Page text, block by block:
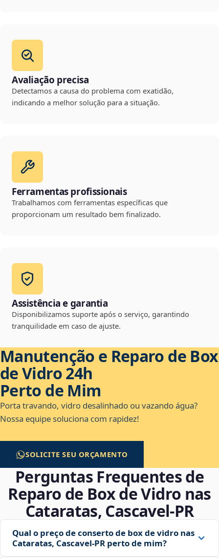
Avaliação precisa
Detectamos a causa do problema com exatidão,
indicando a melhor solução para a situação.
Ferramentas profissionais
Trabalhamos com ferramentas específicas que
proporcionam um resultado bem finalizado.
Assistência e garantia
Disponibilizamos suporte após o serviço, garantindo
tranquilidade em caso de ajuste.
Manutenção e Reparo de Box
de Vidro 24h
Perto de Mim
Porta travando, vidro desalinhado ou vazando água?
Nossa equipe soluciona com rapidez!
SOLICITE SEU ORÇAMENTO
Perguntas Frequentes de
Reparo de Box de Vidro nas
Cataratas, Cascavel‑PR
Qual o preço de conserto de box de vidro nas
Cataratas, Cascavel‑PR perto de mim?